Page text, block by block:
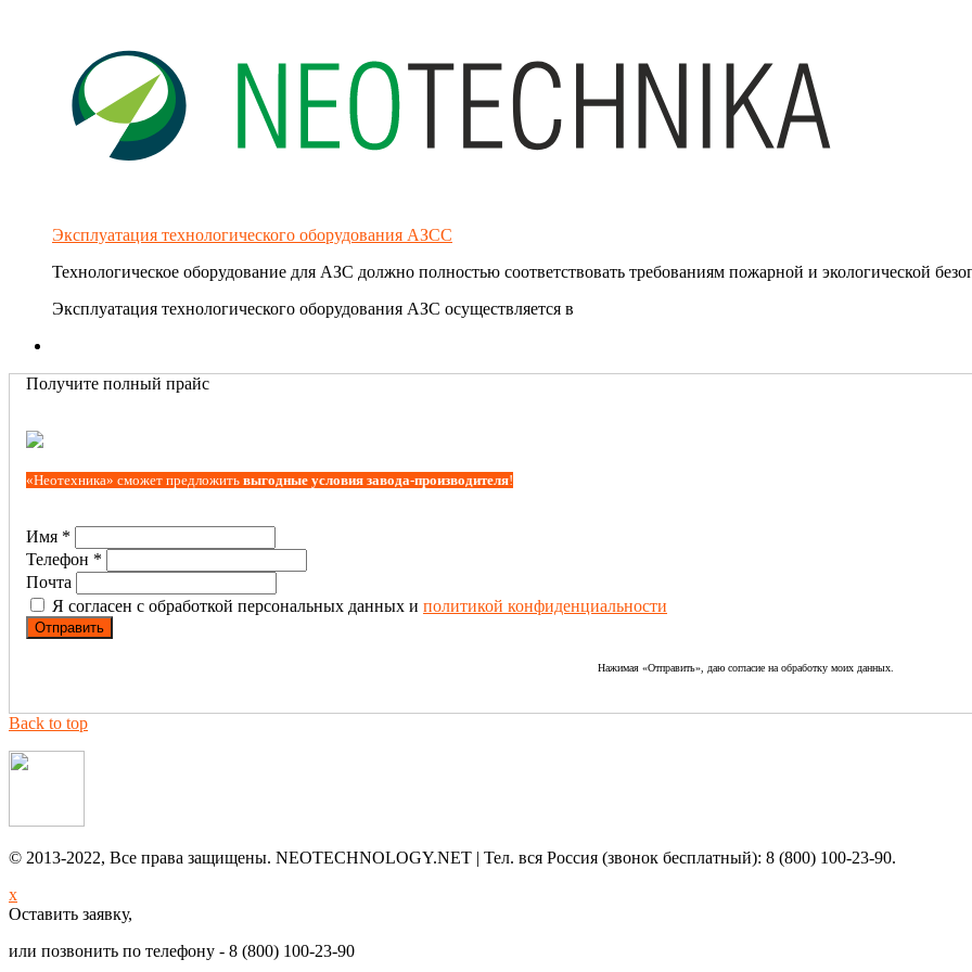
Эксплуатация технологического оборудования АЗСС
Технологическое оборудование для АЗС должно полностью соответствовать требованиям пожарной и экологической
Эксплуатация технологического оборудования АЗС осуществляется в
Получите полный прайс
«Неотехника» сможет предложить выгодные условия завода-производителя!
Имя *
Телефон *
Почта
Я согласен с обработкой персональных данных и политикой конфиденциальности
Нажимая «Отправить», даю согласие на обработку моих данных.
Back to top
© 2013-2022, Все права защищены. NEOTECHNOLOGY.NET | Тел. вся Россия (звонок бесплатный): 8 (800) 100-23-90.
x
Оставить заявку,
или позвонить по телефону - 8 (800) 100-23-90